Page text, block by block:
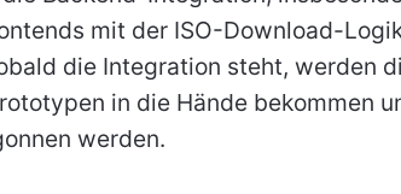
mit der ISO-Download-
die Integration steht, werden
in die Hände bekommen
werden.